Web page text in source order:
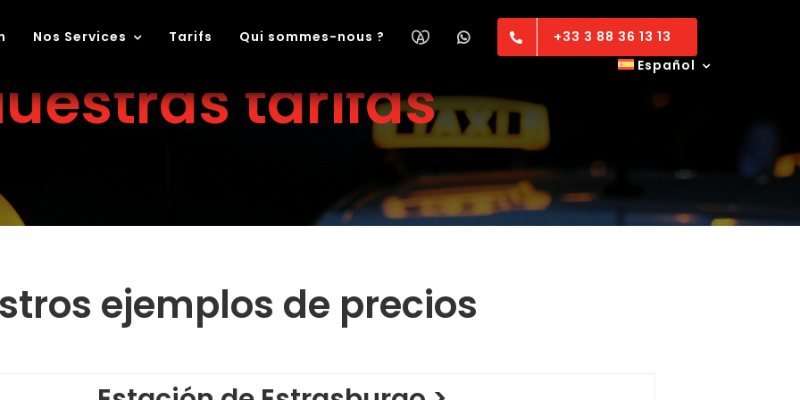
Nos Services Tarifs Qui sommes-nous ?
+33 3 88 36 13 13
Español
tarifas
ejemplos de precios